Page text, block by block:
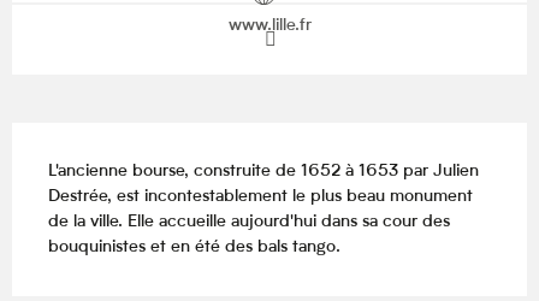
www.lille.fr
L'ancienne bourse, construite de 1652 à 1653 par Julien
Destrée, est incontestablement le plus beau monument
de la ville. Elle accueille aujourd'hui dans sa cour des
bouquinistes et en été des bals tango.